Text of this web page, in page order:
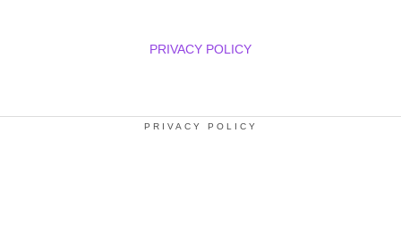
PRIVACY POLICY
PRIVACY POLICY